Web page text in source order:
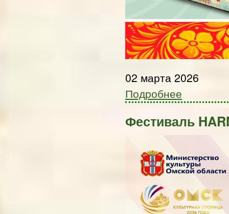
02 марта 2026
Подробнее
Фестиваль